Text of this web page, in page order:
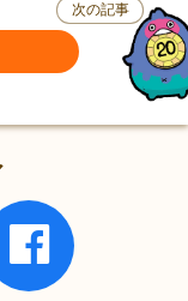
次の記事